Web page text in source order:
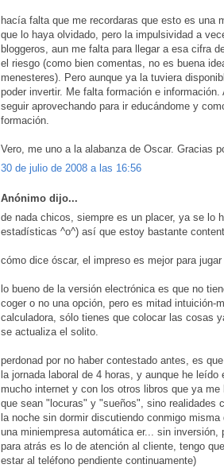
hacía falta que me recordaras que esto es una
que lo haya olvidado, pero la impulsividad a
bloggeros, aun me falta para llegar a esa cifra
el riesgo (como bien comentas, no es buena
menesteres). Pero aunque ya la tuviera
poder invertir. Me falta formación e
seguir aprovechando para ir educándome y
formación.
Vero, me uno a la alabanza de Oscar. Gracias
30 de julio de 2008 a las 16:56
Anónimo dijo...
de nada chicos, siempre es un placer, ya se lo
estadísticas ^o^) así que estoy bastante
cómo dice óscar, el impreso es mejor para
lo bueno de la versión electrónica es que no
coger o no una opción, pero es mitad intuición-
calculadora, sólo tienes que colocar las cosas
se actualiza el solito.
perdonad por no haber contestado antes, es
la jornada laboral de 4 horas, y aunque he
mucho internet y con los otros libros que ya
que sean "locuras" y "sueños", sino realidades
la noche sin dormir discutiendo conmigo
una miniempresa automática er... sin
para atrás es lo de atención al cliente, tengo
estar al teléfono pendiente continuamente)